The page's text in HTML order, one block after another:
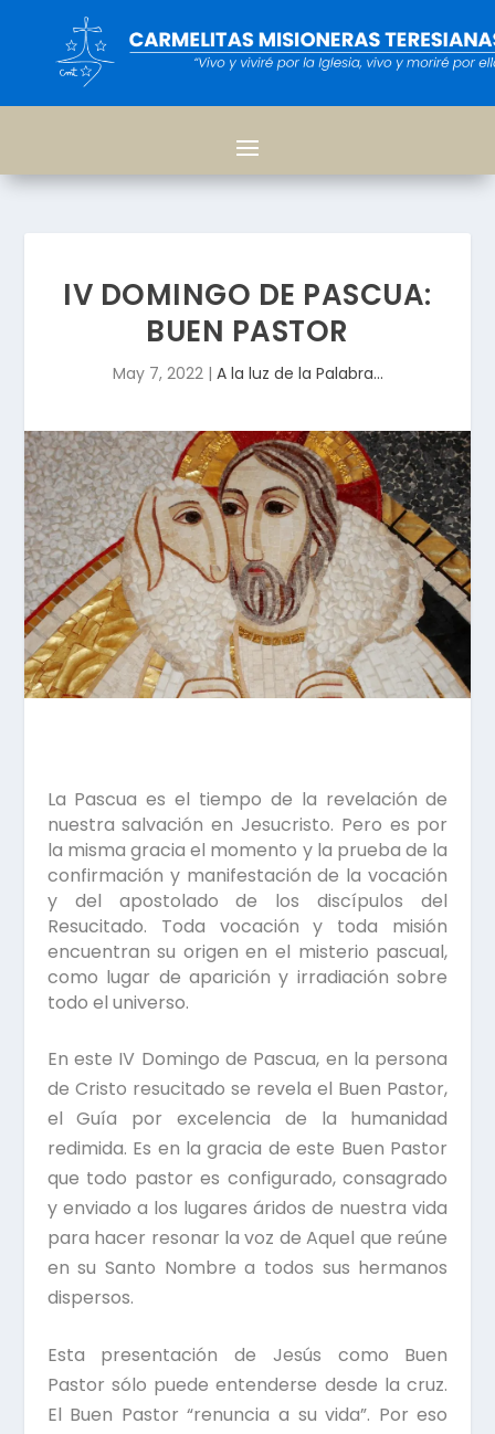
IV DOMINGO DE PASCUA:
BUEN PASTOR
May 7, 2022| A la luz de la Palabra...
La Pascua es el tiempo de la revelación de
nuestra salvación en Jesucristo. Pero es por
la misma gracia el momento y la prueba de la
confirmación y manifestación de la vocación
y del apostolado de los discípulos del
Resucitado. Toda vocación y toda misión
encuentran su origen en el misterio pascual,
como lugar de aparición y irradiación sobre
todo el universo.
En este IV Domingo de Pascua, en la persona
de Cristo resucitado se revela el Buen Pastor,
el Guía por excelencia de la humanidad
redimida. Es en la gracia de este Buen Pastor
que todo pastor es configurado, consagrado
y enviado a los lugares áridos de nuestra vida
para hacer resonar la voz de Aquel que reúne
en su Santo Nombre a todos sus hermanos
dispersos.
Esta presentación de Jesús como Buen
Pastor sólo puede entenderse desde la cruz.
El Buen Pastor “renuncia a su vida”. Por eso